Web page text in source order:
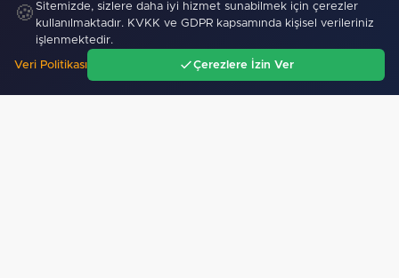
🍪 Sitemizde, sizlere daha iyi hizmet sunabilmek için çerezler
kullanılmaktadır. KVKK ve GDPR kapsamında kişisel verileriniz
işlenmektedir.
Veri Politikası Çerezlere İzin Ver
Gündem Ara Menü